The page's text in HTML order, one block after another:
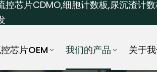
控芯片CDMO,细胞计数板,尿沉渣计
芯片OEM 我们的产品 关于